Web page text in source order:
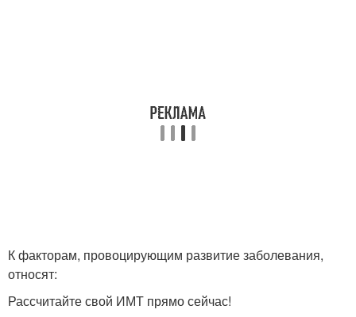
К факторам, провоцирующим развитие заболевания,
относят:
Рассчитайте свой ИМТ прямо сейчас!